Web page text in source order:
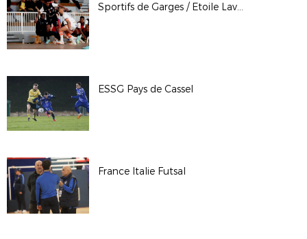
Sportifs de Garges / Etoile Lavalloise
ESSG Pays de Cassel
France Italie Futsal